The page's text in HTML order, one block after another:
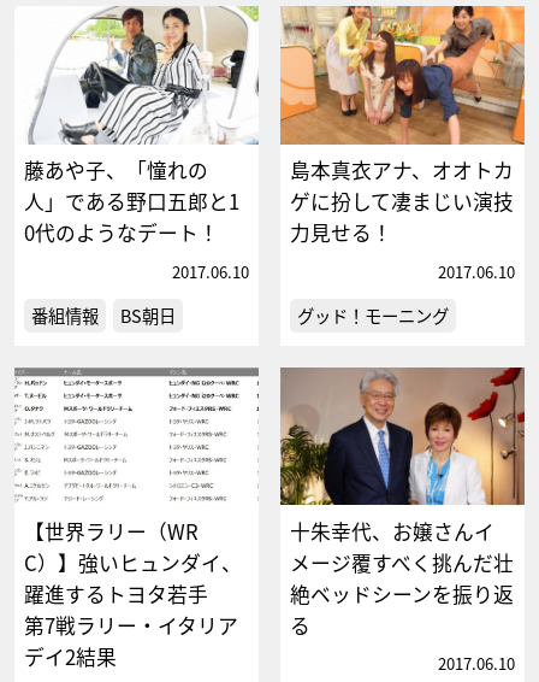
藤あや子、「憧れの
人」である野口五郎と1
0代のようなデート！
2017.06.10
番組情報 BS朝日
島本真衣アナ、オオトカ
ゲに扮して凄まじい演技
力見せる！
2017.06.10
グッド！モーニング
【世界ラリー（WR
C）】強いヒュンダイ、
躍進するトヨタ若手
第7戦ラリー・イタリア
デイ2結果
十朱幸代、お嬢さんイ
メージ覆すべく挑んだ壮
絶ベッドシーンを振り返
る
2017.06.10